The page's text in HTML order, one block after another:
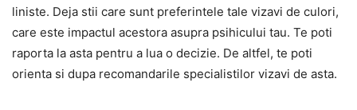
liniste. Deja stii care sunt preferintele tale vizavi de culori,
care este impactul acestora asupra psihicului tau. Te poti
raporta la asta pentru a lua o decizie. De altfel, te poti
orienta si dupa recomandarile specialistilor vizavi de asta.